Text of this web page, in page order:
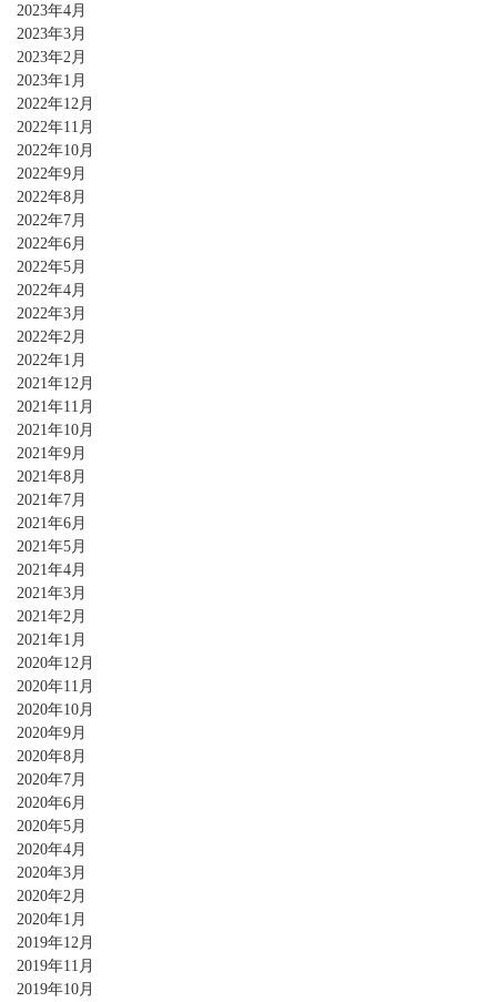
2023年4月
2023年3月
2023年2月
2023年1月
2022年12月
2022年11月
2022年10月
2022年9月
2022年8月
2022年7月
2022年6月
2022年5月
2022年4月
2022年3月
2022年2月
2022年1月
2021年12月
2021年11月
2021年10月
2021年9月
2021年8月
2021年7月
2021年6月
2021年5月
2021年4月
2021年3月
2021年2月
2021年1月
2020年12月
2020年11月
2020年10月
2020年9月
2020年8月
2020年7月
2020年6月
2020年5月
2020年4月
2020年3月
2020年2月
2020年1月
2019年12月
2019年11月
2019年10月